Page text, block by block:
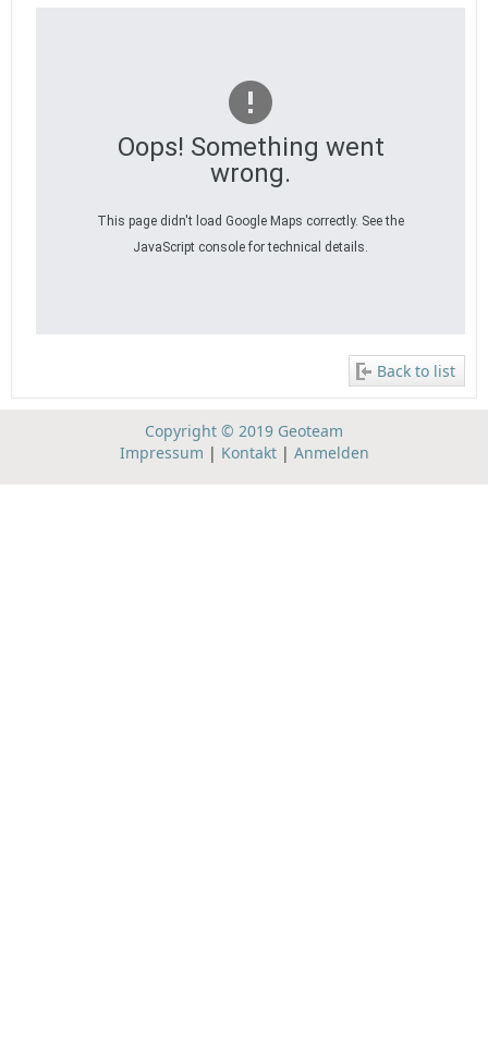
Oops! Something went
wrong.
This page didn't load Google Maps correctly. See the
JavaScript console for technical details.
Back to list
Copyright © 2019 Geoteam
Impressum | Kontakt| Anmelden